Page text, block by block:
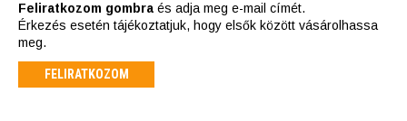
Feliratkozom gombra és adja meg e-mail címét.
Érkezés esetén tájékoztatjuk, hogy elsők között vásárolhassa
meg.
FELIRATKOZOM